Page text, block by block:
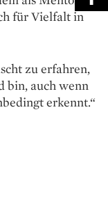
für Vielfalt in
zu erfahren,
bin, auch wenn
erkennt.“